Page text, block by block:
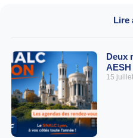
Lire
Deux
AESH
15